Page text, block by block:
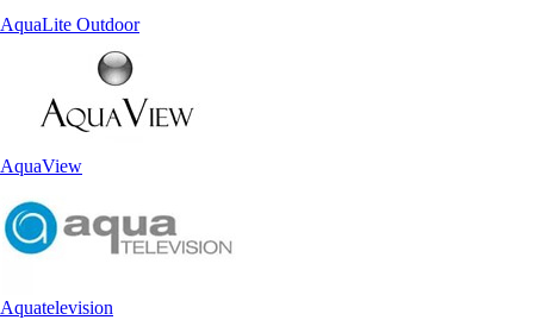
AquaLite Outdoor
AquaView
Aquatelevision